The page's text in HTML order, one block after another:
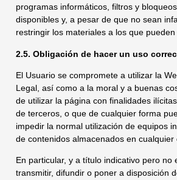
programas informáticos, filtros y
disponibles y, a pesar de que no sean
restringir los materiales a los que
2.5. Obligación de hacer un uso
El Usuario se compromete a utilizar la
Legal, así como a la moral y a buenas
de utilizar la página con finalidades
de terceros, o que de cualquier forma
impedir la normal utilización de equipos
de contenidos almacenados en
En particular, y a título indicativo pero
transmitir, difundir o poner a disposición